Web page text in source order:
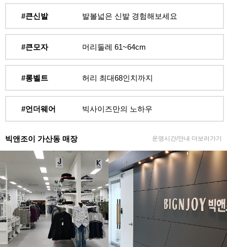
#큰신발 발볼넓은 신발 경험해보세요
#큰모자 머리둘레 61~64cm
#롱벨트 허리 최대68인치까지
#언더웨어 빅사이즈만의 노하우
빅앤조이 가산동 매장 운영시간/안내 더보러가기